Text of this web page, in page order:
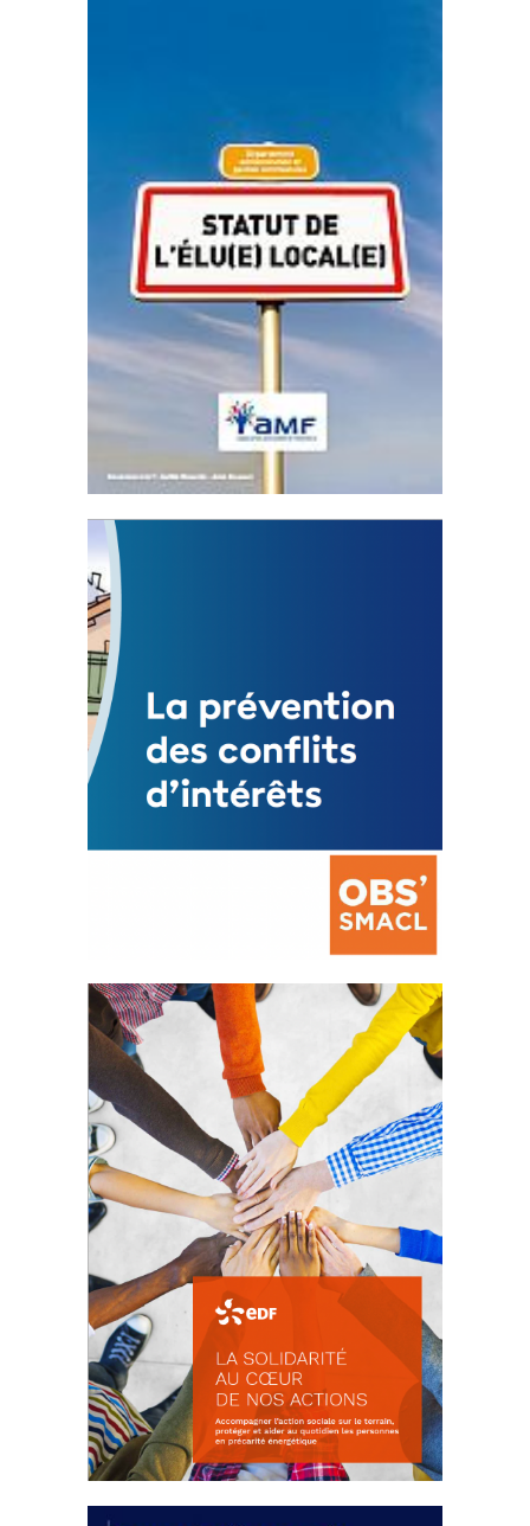
Statut de l’élu local
3 avril 2024
Mise à jour avril 2024
FEUILLETER
La prévention des conflits
d’intérêts
18 septembre 2023
FEUILLETER